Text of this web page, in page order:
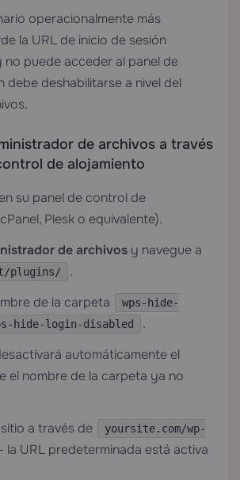
operacionalmente más
la URL de inicio de sesión
no puede acceder al panel de
debe deshabilitarse a nivel del
de archivos a través
de alojamiento
su panel de control de
Plesk o equivalente).
de archivos y navegue a
plugins/
.
de la carpeta
wps-hide-
hide-login-disabled
.
automáticamente el
el nombre de la carpeta ya no
a través de
yoursite.com/wp-
la URL predeterminada está activa